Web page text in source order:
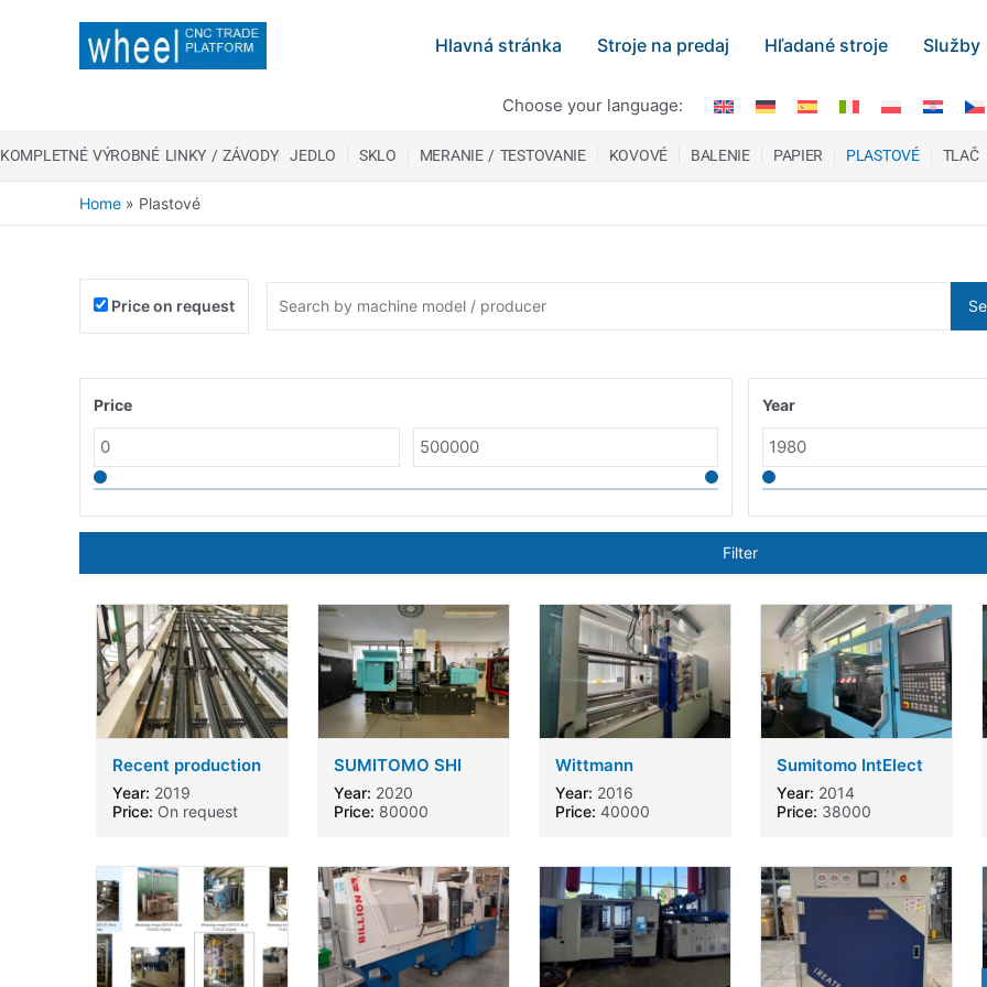
Hlavná stránka Stroje na predaj Hľadané stroje Služby
Choose your language:
KOMPLETNÉ VÝROBNÉ LINKY / ZÁVODY JEDLO SKLO MERANIE / TESTOVANIE KOVOVÉ BALENIE PAPIER PLASTOVÉ TLAČ
Home » Plastové
Price on request
Price Year
Filter
Recent production
line for PVC
windows
Year: 2019
Price: On request
SUMITOMO SHI
DEMAG Intelect 2
50/370-110
Year: 2020
Price: 80000
Wittmann
Battenfeld
HM180/750H/350V
Year: 2016
Price: 40000
Sumitomo IntElect
100/470-180
Year: 2014
Price: 38000